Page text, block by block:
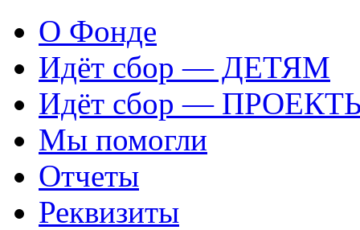
О Фонде
Идёт сбор — ДЕТЯМ
Идёт сбор —
Мы помогли
Отчеты
Реквизиты